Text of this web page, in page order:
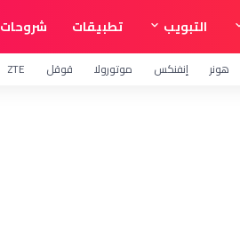
التبويب تطبيقات شروحات
هونر إنفنكس موتورولا قوقل ZTE